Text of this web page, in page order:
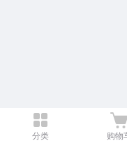
分类 购物
分类 购物